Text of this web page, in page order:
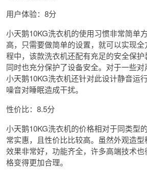
用户体验：8分
小天鹅10KG洗衣机的使用习惯非常简单
高，只需要做简单的设置，就可以实现
程中，该款洗衣机还配有充足的安全保
同时也充分保护了设备安全。对于一些对
小天鹅10KG洗衣机还针对此设计静音运
噪音对睡眠造成干扰。
性价比：8.5分
小天鹅10KG洗衣机的价格相对于同类型
常实惠，且性价比比较高。虽然外观造
效果非常好，功能齐全，许多高端技术
格变得更加合理。